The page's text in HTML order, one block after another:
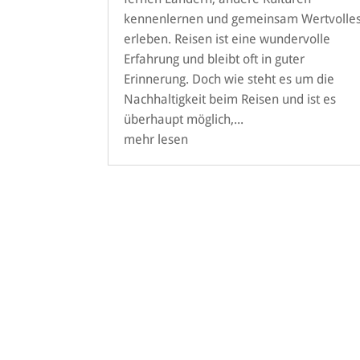
kennenlernen und gemeinsam
erleben. Reisen ist eine wundervolle
Erfahrung und bleibt oft in guter
Erinnerung. Doch wie steht es um die
Nachhaltigkeit beim Reisen und ist es
überhaupt möglich,...
mehr lesen